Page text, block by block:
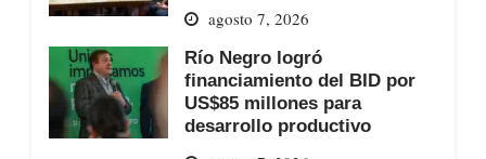
agosto 7, 2026
Río Negro logró
financiamiento del BID por
US$85 millones para
desarrollo productivo